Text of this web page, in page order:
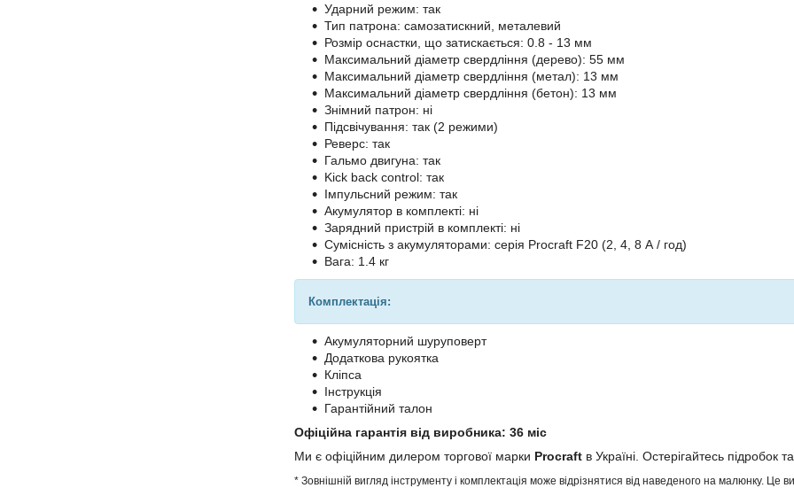
Ударний режим: так
Тип патрона: самозатискний, металевий
Розмір оснастки, що затискається: 0.8 - 13 мм
Максимальний діаметр свердління (дерево): 55 мм
Максимальний діаметр свердління (метал): 13 мм
Максимальний діаметр свердління (бетон): 13 мм
Знімний патрон: ні
Підсвічування: так (2 режими)
Реверс: так
Гальмо двигуна: так
Kick back control: так
Імпульсний режим: так
Акумулятор в комплекті: ні
Зарядний пристрій в комплекті: ні
Сумісність з акумуляторами: серія Procraft F20 (2, 4, 8 А / год)
Вага: 1.4 кг
Комплектація:
Акумуляторний шуруповерт
Додаткова рукоятка
Кліпса
Інструкція
Гарантійний талон
Офіційна гарантія від виробника: 36 міс
Ми є офіційним дилером торгової марки Procraft в Україні. Остерігайтесь підробок
* Зовнішній вигляд інструменту і комплектація може відрізнятися від наведеного на малюнку.